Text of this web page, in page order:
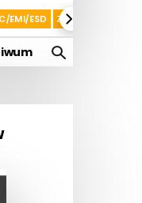
EMI/ESD ZASILANIE I